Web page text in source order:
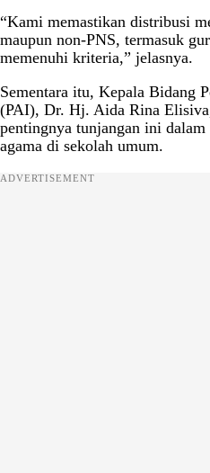
“Kami memastikan distribusi
maupun non-PNS, termasuk
memenuhi kriteria,” jelasnya.
Sementara itu, Kepala Bidang
(PAI), Dr. Hj. Aida Rina
pentingnya tunjangan ini
agama di sekolah umum.
ADVERTISEMENT